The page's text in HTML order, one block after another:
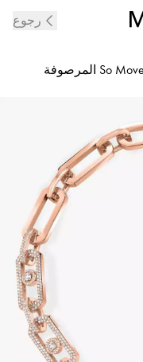
رجوع